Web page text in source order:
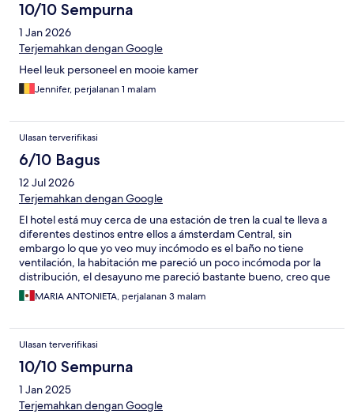
10/10 Sempurna
1 Jan 2026
Terjemahkan dengan Google
Heel leuk personeel en mooie kamer
Jennifer, perjalanan 1 malam
Ulasan terverifikasi
6/10 Bagus
12 Jul 2026
Terjemahkan dengan Google
El hotel está muy cerca de una estación de tren la cual te lleva a
diferentes destinos entre ellos a ámsterdam Central, sin
embargo lo que yo veo muy incómodo es el baño no tiene
ventilación, la habitación me pareció un poco incómoda por la
distribución, el desayuno me pareció bastante bueno, creo que
es una gran opción de hospedaje si no quieres estar en el caos
de amsterdam Central, qué dicho sea de pasos una ciudad muy
MARIA ANTONIETA, perjalanan 3 malam
Ulasan terverifikasi
10/10 Sempurna
1 Jan 2025
Terjemahkan dengan Google